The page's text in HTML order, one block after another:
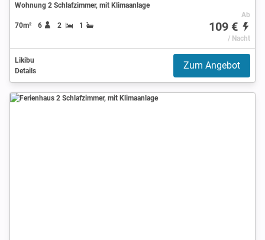
Wohnung 2 Schlafzimmer, mit Klimaanlage
70m² 6 2 1
Ab
109 €
/ Nacht
Likibu
Details
Zum Angebot